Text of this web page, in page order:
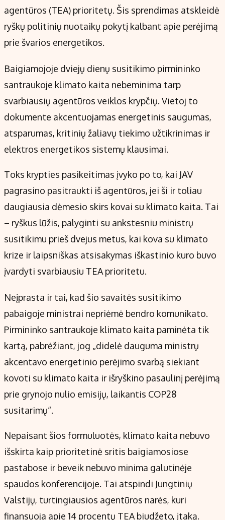
agentūros (TEA) prioritetų. Šis sprendimas atskleidė
ryškų politinių nuotaikų pokytį kalbant apie perėjimą
prie švarios energetikos.
Baigiamojoje dviejų dienų susitikimo pirmininko
santraukoje klimato kaita nebeminima tarp
svarbiausių agentūros veiklos krypčių. Vietoj to
dokumente akcentuojamas energetinis saugumas,
atsparumas, kritinių žaliavų tiekimo užtikrinimas ir
elektros energetikos sistemų klausimai.
Toks krypties pasikeitimas įvyko po to, kai JAV
pagrasino pasitraukti iš agentūros, jei ši ir toliau
daugiausia dėmesio skirs kovai su klimato kaita. Tai
– ryškus lūžis, palyginti su ankstesniu ministrų
susitikimu prieš dvejus metus, kai kova su klimato
krize ir laipsniškas atsisakymas iškastinio kuro buvo
įvardyti svarbiausiu TEA prioritetu.
Neįprasta ir tai, kad šio savaitės susitikimo
pabaigoje ministrai nepriėmė bendro komunikato.
Pirmininko santraukoje klimato kaita paminėta tik
kartą, pabrėžiant, jog „didelė dauguma ministrų
akcentavo energetinio perėjimo svarbą siekiant
kovoti su klimato kaita ir išryškino pasaulinį perėjimą
prie grynojo nulio emisijų, laikantis COP28
susitarimų“.
Nepaisant šios formuluotės, klimato kaita nebuvo
išskirta kaip prioritetinė sritis baigiamosiose
pastabose ir beveik nebuvo minima galutinėje
spaudos konferencijoje. Tai atspindi Jungtinių
Valstijų, turtingiausios agentūros narės, kuri
finansuoja apie 14 procentų TEA biudžeto, įtaką.